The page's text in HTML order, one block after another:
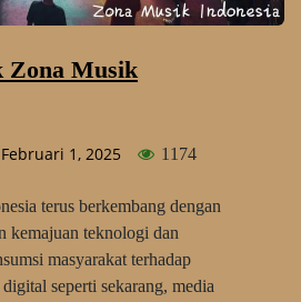
Zona Musik
Februari 1, 2025 1174
terus berkembang dengan
kemajuan teknologi dan
masyarakat terhadap
seperti sekarang, media